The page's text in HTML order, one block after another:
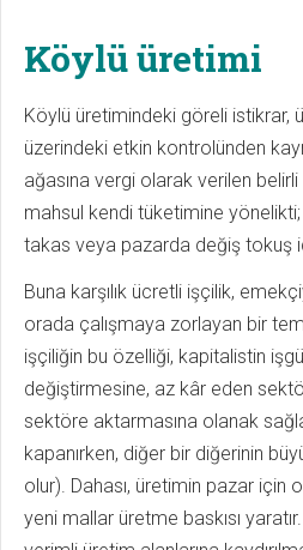
Köylü üretimi
Köylü üretimindeki göreli istikrar,
üzerindeki etkin kontrolünden
ağasına vergi olarak verilen belirli
mahsul kendi tüketimine
takas veya pazarda değiş tokuş
Buna karşılık ücretli işçilik,
orada çalışmaya zorlayan bir
işçiliğin bu özelliği, kapitalistin
değiştirmesine, az kâr eden
sektöre aktarmasına olanak
kapanırken, diğer bir diğerinin
olur). Dahası, üretimin pazar için
yeni mallar üretme baskısı